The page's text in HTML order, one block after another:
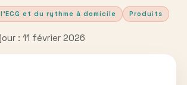
et du rythme à domicile Produits
: 11 février 2026